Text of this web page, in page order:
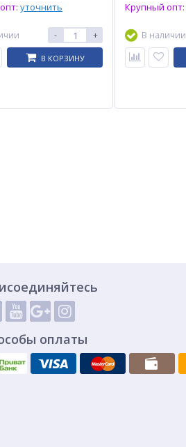
уточнить
- +
В КОРЗИНУ
Крупный опт:
В наличии
оплаты